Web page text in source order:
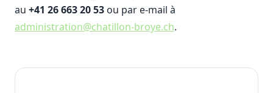
au +41 26 663 20 53 ou par e-mail à
administration@chatillon-broye.ch.